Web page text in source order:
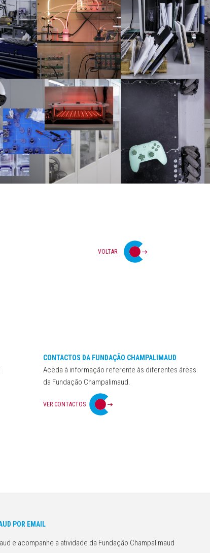
VOLTAR
CONTACTOS DA FUNDAÇÃO CHAMPALIMAUD
Aceda à informação referente às diferentes áreas
da Fundação Champalimaud.
VER CONTACTOS
POR EMAIL
e acompanhe a atividade da Fundação Champalimaud